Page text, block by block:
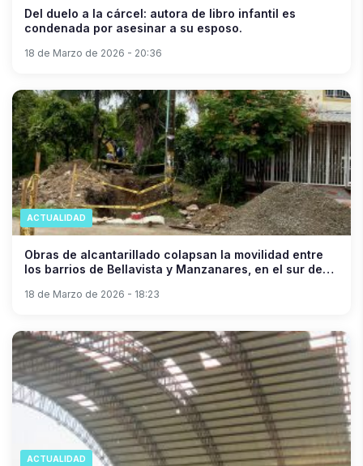
Del duelo a la cárcel: autora de libro infantil es
condenada por asesinar a su esposo.
18 de Marzo de 2026 - 20:36
ACTUALIDAD
Obras de alcantarillado colapsan la movilidad entre
los barrios de Bellavista y Manzanares, en el sur de
18 de Marzo de 2026 - 18:23
ACTUALIDAD